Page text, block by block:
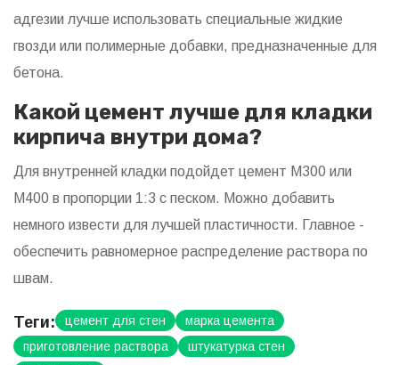
адгезии лучше использовать специальные жидкие
гвозди или полимерные добавки, предназначенные для
бетона.
Какой цемент лучше для кладки
кирпича внутри дома?
Для внутренней кладки подойдет цемент М300 или
М400 в пропорции 1:3 с песком. Можно добавить
немного извести для лучшей пластичности. Главное -
обеспечить равномерное распределение раствора по
швам.
Теги: цемент для стен
марка цемента
приготовление раствора
штукатурка стен